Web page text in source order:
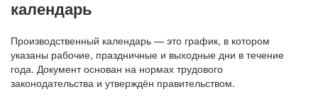
календарь
Производственный календарь — это график, в котором
указаны рабочие, праздничные и выходные дни в течение
года. Документ основан на нормах трудового
законодательства и утверждён правительством.